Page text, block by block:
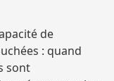
de
: quand
sont